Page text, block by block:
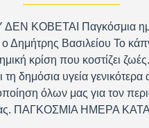
ΚΟΒΕΤΑΙ Παγκόσμια
Δημήτρης Βασιλείου Το
κρίση που κοστίζει
δημόσια υγεία γενικότερα
όλων μας για τον
ΠΑΓΚΟΣΜΙΑ ΗΜΕΡΑ